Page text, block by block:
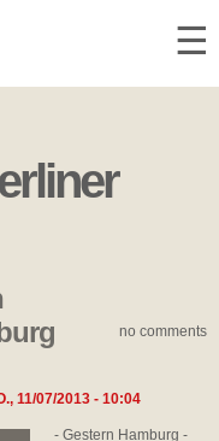
☰
no comments
11/07/2013 - 10:04
- Gestern Hamburg -